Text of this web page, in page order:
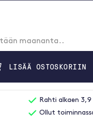
maananta..
LISÄÄ OSTOSKORIIN
Rahti alkaen 3,9
Ollut